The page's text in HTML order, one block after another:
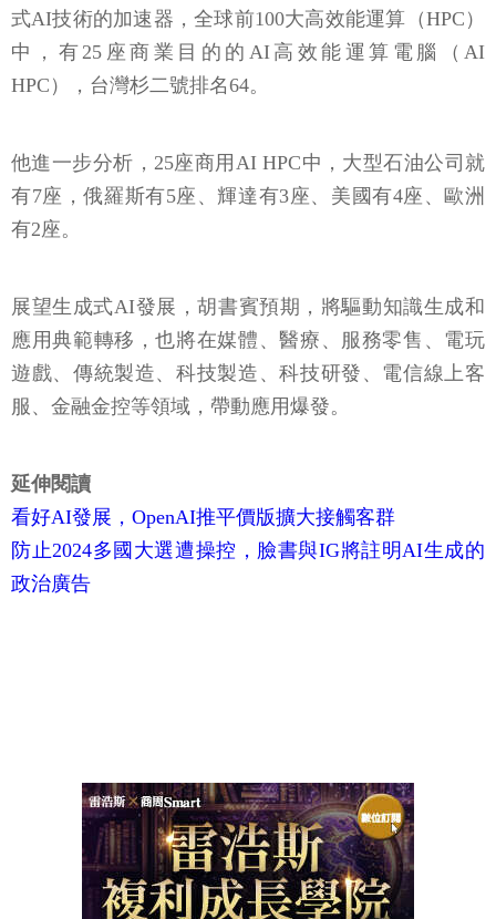
式AI技術的加速器，全球前100大高效能運算（HPC）
中，有25座商業目的的AI高效能運算電腦（AI
HPC），台灣杉二號排名64。
他進一步分析，25座商用AI HPC中，大型石油公司就
有7座，俄羅斯有5座、輝達有3座、美國有4座、歐洲
有2座。
展望生成式AI發展，胡書賓預期，將驅動知識生成和
應用典範轉移，也將在媒體、醫療、服務零售、電玩
遊戲、傳統製造、科技製造、科技研發、電信線上客
服、金融金控等領域，帶動應用爆發。
延伸閱讀
看好AI發展，OpenAI推平價版擴大接觸客群
防止2024多國大選遭操控，臉書與IG將註明AI生成的
政治廣告